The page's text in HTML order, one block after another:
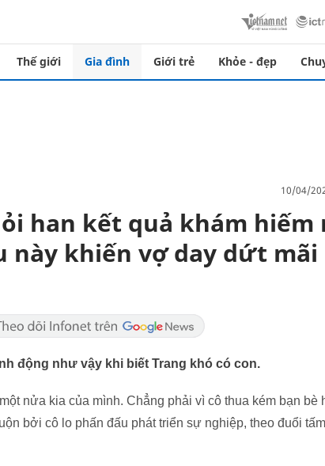
Thế giới Gia đình Giới trẻ Khỏe - đẹp
10/04/
han kết quả khám hiếm
này khiến vợ day dứt
động như vậy khi biết Trang khó có con.
nửa kia của mình. Chẳng phải vì cô thua kém bạn bè
bởi cô lo phấn đấu phát triển sự nghiệp, theo đuổi